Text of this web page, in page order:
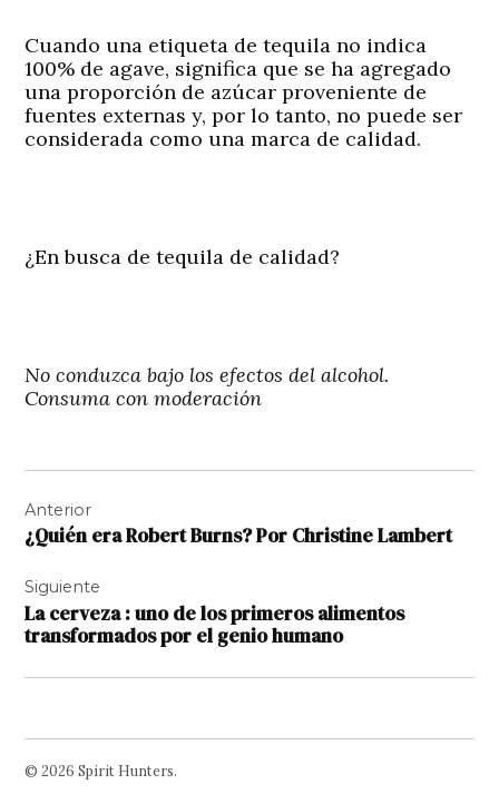
Cuando una etiqueta de tequila no indica
100% de agave, significa que se ha agregado
una proporción de azúcar proveniente de
fuentes externas y, por lo tanto, no puede ser
considerada como una marca de calidad.
¿En busca de tequila de calidad?
No conduzca bajo los efectos del alcohol.
Consuma con moderación
de
entradas
Anterior
¿Quién era Robert Burns? Por Christine Lambert
Siguiente
La cerveza : uno de los primeros alimentos
transformados por el genio humano
© 2026 Spirit Hunters.